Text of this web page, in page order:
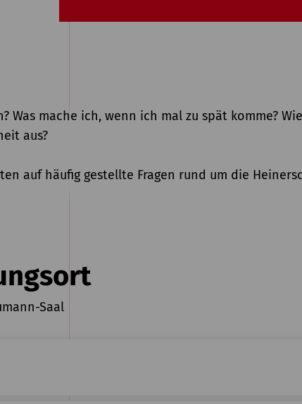
Was mache ich, wenn ich mal zu spät komme?
aus?
auf häufig gestellte Fragen rund um die
Saal